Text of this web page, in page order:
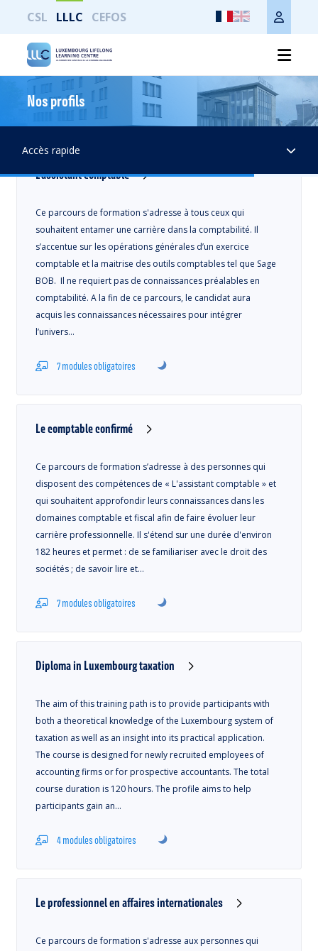
CSL LLLC CEFOS
Nos profils
Accès rapide
Résultats
Cours du soir
L'assistant comptable
Ce parcours de formation s'adresse à tous ceux qui
souhaitent entamer une carrière dans la comptabilité. Il
s’accentue sur les opérations générales d’un exercice
comptable et la maitrise des outils comptables tel que Sage
BOB. Il ne requiert pas de connaissances préalables en
comptabilité. A la fin de ce parcours, le candidat aura
acquis les connaissances nécessaires pour intégrer
l’univers…
7 modules obligatoires
Le comptable confirmé
Ce parcours de formation s’adresse à des personnes qui
disposent des compétences de « L'assistant comptable » et
qui souhaitent approfondir leurs connaissances dans les
domaines comptable et fiscal afin de faire évoluer leur
carrière professionnelle. Il s'étend sur une durée d'environ
182 heures et permet : de se familiariser avec le droit des
sociétés ; de savoir lire et…
7 modules obligatoires
Diploma in Luxembourg taxation
The aim of this training path is to provide participants with
both a theoretical knowledge of the Luxembourg system of
taxation as well as an insight into its practical application.
The course is designed for newly recruited employees of
accounting firms or for prospective accountants. The total
course duration is 120 hours. The profile aims to help
participants gain an…
4 modules obligatoires
Le professionnel en affaires internationales
Ce parcours de formation s'adresse aux personnes qui